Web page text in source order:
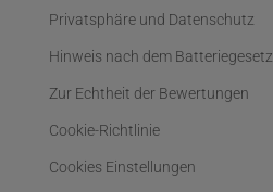
Privatsphäre und Datenschutz
Hinweis nach dem Batteriegesetz
Zur Echtheit der Bewertungen
Cookie-Richtlinie
Cookies Einstellungen